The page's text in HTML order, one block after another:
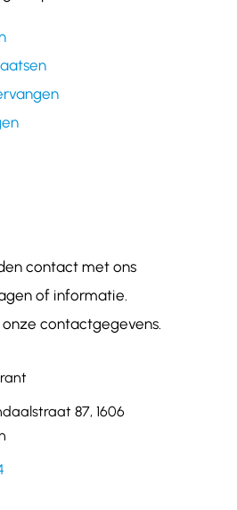
contact met ons
of informatie.
contactgegevens.
87, 1606